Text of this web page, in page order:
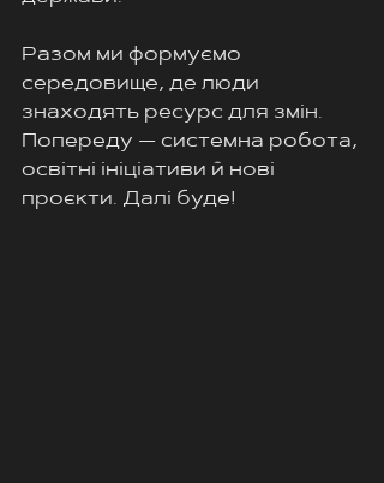
Разом ми формуємо
середовище, де люди
знаходять ресурс для змін.
Попереду — системна робота,
освітні ініціативи й нові
проєкти. Далі буде!